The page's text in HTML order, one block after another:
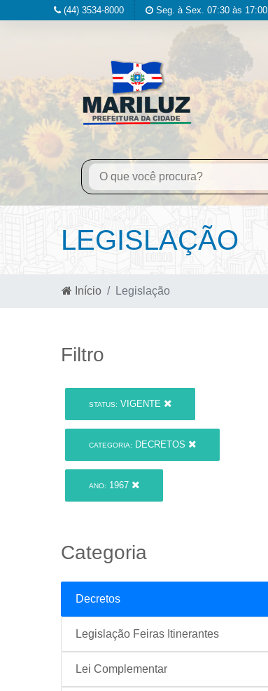
(44) 3534-8000 Seg. à Sex. 07:30 às 17:00
LEGISLAÇÃO
Início Legislação
Filtro
STATUS: VIGENTE
CATEGORIA: DECRETOS
ANO: 1967
Categoria
Decretos
Legislação Feiras Itinerantes
Lei Complementar